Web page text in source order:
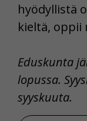
hyödyllistä
kieltä, oppii
Eduskunta
lopussa.
syyskuuta.